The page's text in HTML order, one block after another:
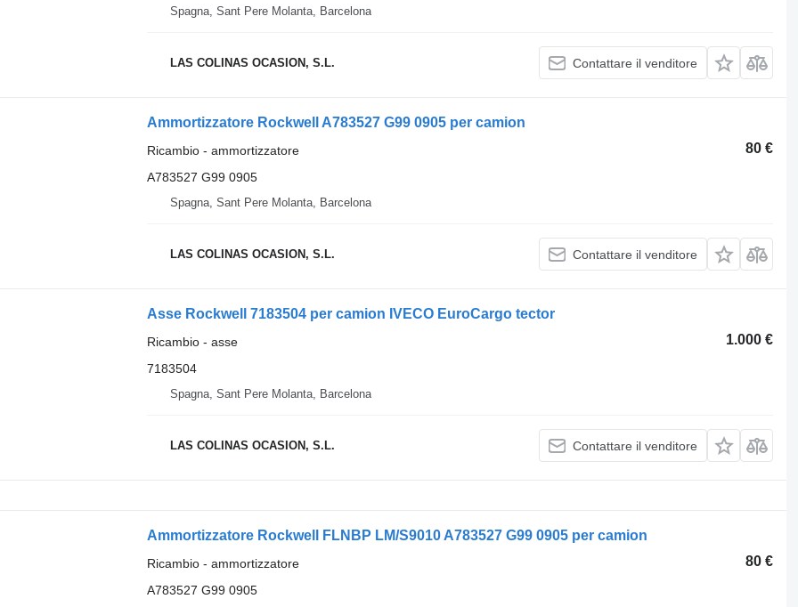
Spagna, Sant Pere Molanta, Barcelona
LAS COLINAS OCASION, S.L. Contattare il venditore
Ammortizzatore Rockwell A783527 G99 0905 per camion
80 €
Ricambio - ammortizzatore
A783527 G99 0905
Spagna, Sant Pere Molanta, Barcelona
LAS COLINAS OCASION, S.L. Contattare il venditore
Asse Rockwell 7183504 per camion IVECO EuroCargo tector
1.000 €
Ricambio - asse
7183504
Spagna, Sant Pere Molanta, Barcelona
LAS COLINAS OCASION, S.L. Contattare il venditore
Ammortizzatore Rockwell FLNBP LM/S9010 A783527 G99 0905 per camion
80 €
Ricambio - ammortizzatore
A783527 G99 0905